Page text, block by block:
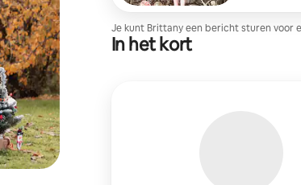
Kan niet
Je kunt Brittany een bericht sturen voor
In het kort